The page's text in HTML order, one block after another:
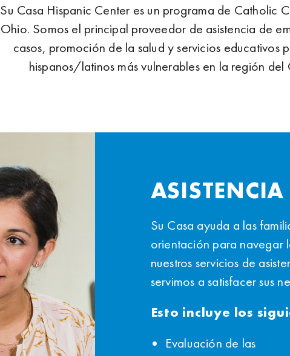
Su Casa Hispanic Center es un programa de Catholic
Ohio. Somos el principal proveedor de asistencia de
casos, promoción de la salud y servicios educativos
hispanos/latinos más vulnerables en la región del
Su Casa ayuda a las
orientación para navegar
nuestros servicios de
servimos a satisfacer sus
Esto incluye los
Evaluación de las